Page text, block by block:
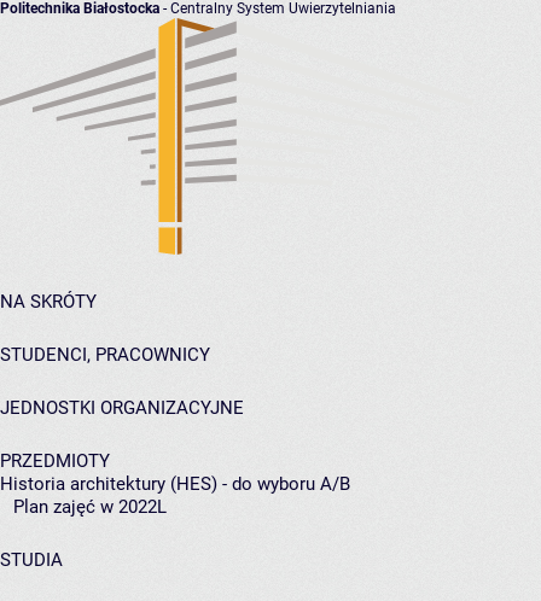
Politechnika Białostocka - Centralny System Uwierzytelniania
NA SKRÓTY
STUDENCI, PRACOWNICY
JEDNOSTKI ORGANIZACYJNE
PRZEDMIOTY
Historia architektury (HES) - do wyboru A/B
Plan zajęć w 2022L
STUDIA